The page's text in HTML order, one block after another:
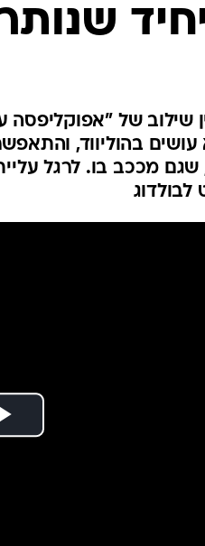
של "אפוקליפסה
בהוליווד,
שגם מככב בו. לרגל